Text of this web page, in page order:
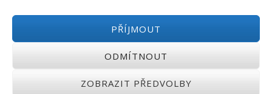
PŘÍJMOUT
ODMÍTNOUT
ZOBRAZIT PŘEDVOLBY
Jaké emaily budete dostávat:
► Tipy, jak vydělat peníze navíc
► Tipy, jak ušetřit peníze
► Rady, jak si půjčit peníze